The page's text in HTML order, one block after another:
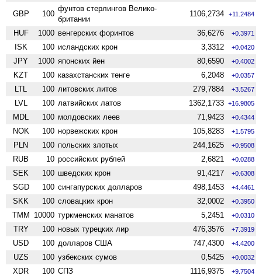
GBP 100
фунтов стерлингов Велико­
британии
1106,2734 +11.2484
HUF 1000 венгерских форинтов 36,6276 +0.3971
ISK 100 исландских крон 3,3312 +0.0420
JPY 1000 японских йен 80,6590 +0.4002
KZT 100 казахстанских тенге 6,2048 +0.0357
LTL 100 литовских литов 279,7884 +3.5267
LVL 100 латвийских латов 1362,1733 +16.9805
MDL 100 молдовских леев 71,9423 +0.4344
NOK 100 норвежских крон 105,8283 +1.5795
PLN 100 польских злотых 244,1625 +0.9508
RUB 10 российских рублей 2,6821 +0.0288
SEK 100 шведских крон 91,4217 +0.6308
SGD 100 сингапурских долларов 498,1453 +4.4461
SKK 100 словацких крон 32,0002 +0.3950
TMM 10000 туркменских манатов 5,2451 +0.0310
TRY 100 новых турецких лир 476,3576 +7.3919
USD 100 долларов США 747,4300 +4.4200
UZS 100 узбекских сумов 0,5425 +0.0032
XDR 100 СПЗ 1116,9375 +9.7504